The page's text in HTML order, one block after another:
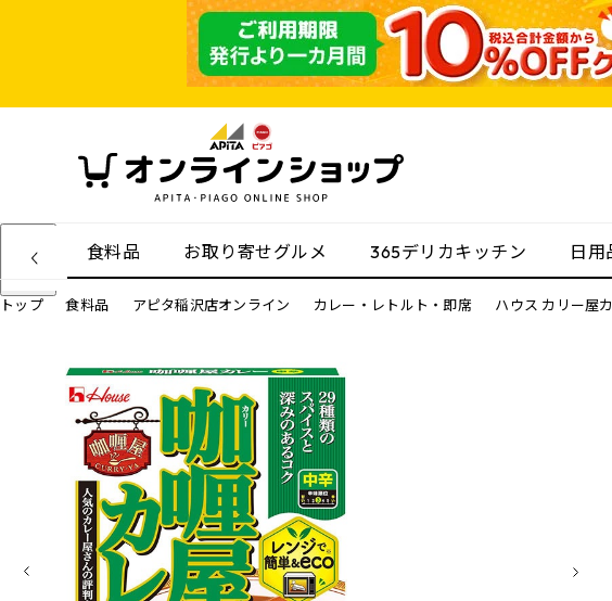
食料品 お取り寄せグルメ 365デリカキッチン 日用
トップ 食料品 アピタ稲沢店オンライン カレー・レトルト・即席 ハウス カリー屋